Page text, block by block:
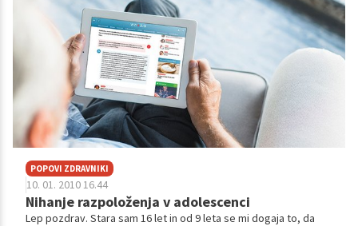
POPOVI ZDRAVNIKI
10. 01. 2010 16.44
Nihanje razpoloženja v adolescenci
Lep pozdrav. Stara sam 16 let in od 9 leta se mi dogaja to, da